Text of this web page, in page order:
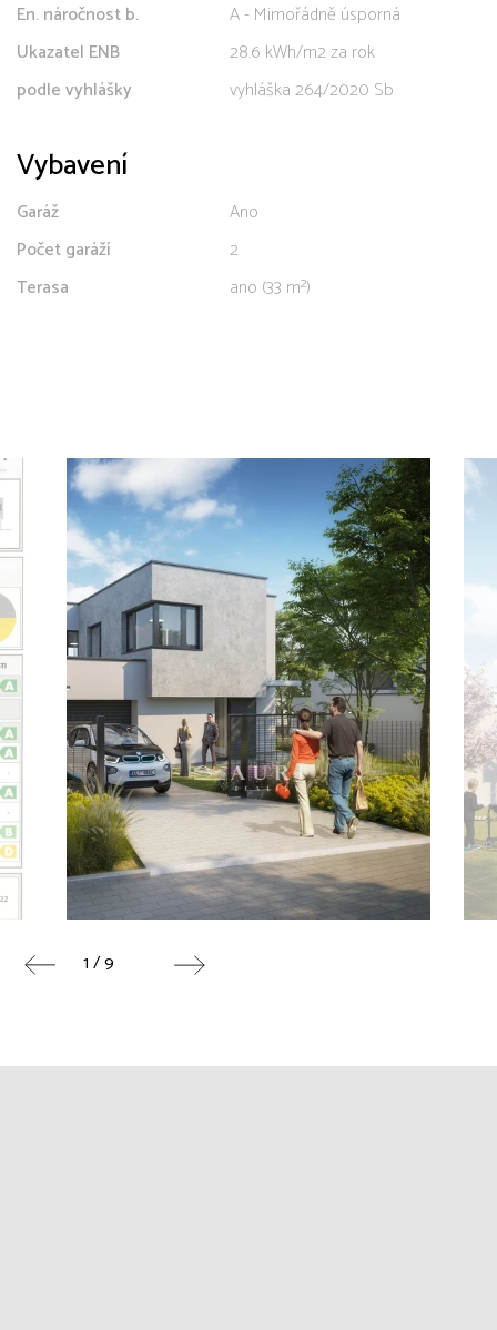
En. náročnost b.
A - Mimořádně úsporná
Ukazatel ENB
28.6 kWh/m2 za rok
podle vyhlášky
vyhláška 264/2020 Sb
Vybavení
Garáž
Ano
Počet garáží
2
Terasa
ano (33 m²)
1 / 9